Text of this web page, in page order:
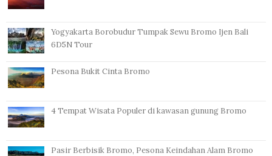
Yogyakarta Borobudur Tumpak Sewu Bromo Ijen Bali
6D5N Tour
Pesona Bukit Cinta Bromo
4 Tempat Wisata Populer di kawasan gunung Bromo
Pasir Berbisik Bromo, Pesona Keindahan Alam Bromo